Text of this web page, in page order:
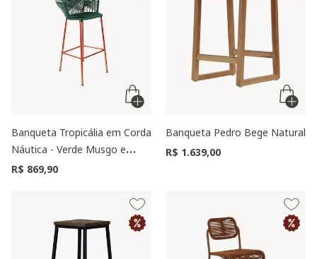
Banqueta Tropicália em Corda
Náutica - Verde Musgo e
Cobre
R$ 869,90
Banqueta Pedro Bege Natural
R$ 1.639,00